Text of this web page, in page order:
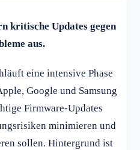
kritische Updates gegen
aus.
eine intensive Phase
Google und Samsung
Firmware-Updates
minimieren und
sollen. Hintergrund ist